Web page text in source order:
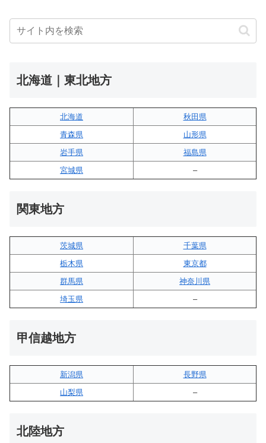
北海道｜東北地方
北海道
秋田県
青森県
山形県
岩手県
福島県
宮城県
–
関東地方
茨城県
千葉県
栃木県
東京都
群馬県
神奈川県
埼玉県
–
甲信越地方
新潟県
長野県
山梨県
–
北陸地方